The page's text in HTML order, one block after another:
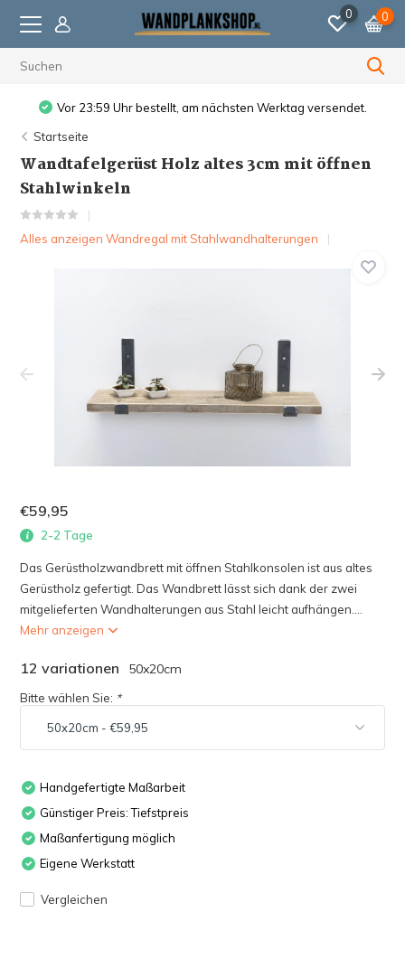
0 0
Vor 23:59 Uhr bestellt, am nächsten Werktag versendet.
Startseite
Wandtafelgerüst Holz altes 3cm mit öffnen
Stahlwinkeln
Alles anzeigen Wandregal mit Stahlwandhalterungen
€59,95
2-2 Tage
Das Gerüstholzwandbrett mit öffnen Stahlkonsolen ist aus altes
Gerüstholz gefertigt. Das Wandbrett lässt sich dank der zwei
mitgelieferten Wandhalterungen aus Stahl leicht aufhängen....
Mehr anzeigen
12 variationen 50x20cm
Bitte wählen Sie: *
Handgefertigte Maßarbeit
Günstiger Preis: Tiefstpreis
Maßanfertigung möglich
Eigene Werkstatt
Vergleichen